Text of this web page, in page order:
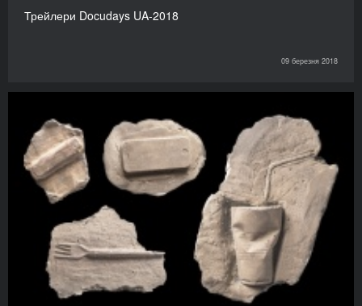
Трейлери Docudays UA-2018
09 березня 2018